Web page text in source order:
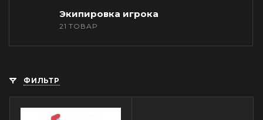
Экипировка игрока
21 ТОВАР
ФИЛЬТР